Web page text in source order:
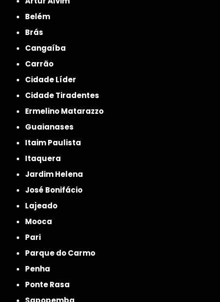
Belém
Brás
Cangaíba
Carrão
Cidade Líder
Cidade Tiradentes
Ermelino Matarazzo
Guaianases
Itaim Paulista
Itaquera
Jardim Helena
José Bonifácio
Lajeado
Mooca
Pari
Parque do Carmo
Penha
Ponte Rasa